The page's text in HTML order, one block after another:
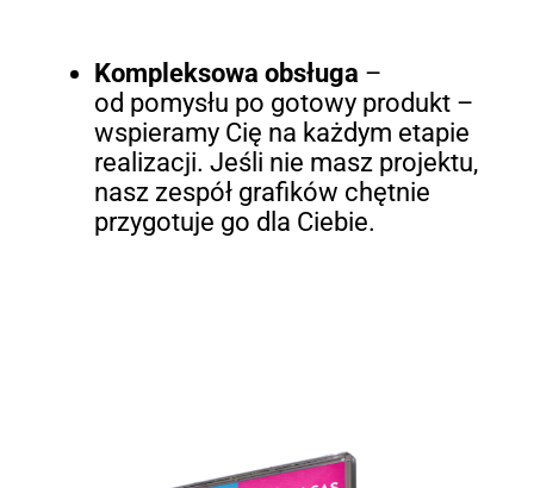
Kompleksowa obsługa –
od pomysłu po gotowy produkt –
wspieramy Cię na każdym etapie
realizacji. Jeśli nie masz projektu,
nasz zespół grafików chętnie
przygotuje go dla Ciebie.